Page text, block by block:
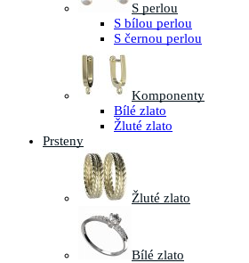
S perlou
S bílou perlou
S černou perlou
Komponenty
Bílé zlato
Žluté zlato
Prsteny
Žluté zlato
Bílé zlato